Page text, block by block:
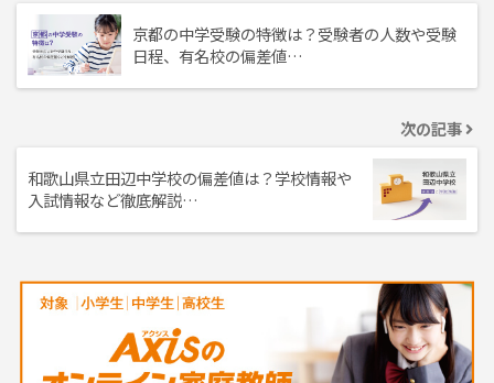
京都の中学受験の特徴は？受験者の人数や受験
日程、有名校の偏差値…
次の記事
和歌山県立田辺中学校の偏差値は？学校情報や
入試情報など徹底解説…